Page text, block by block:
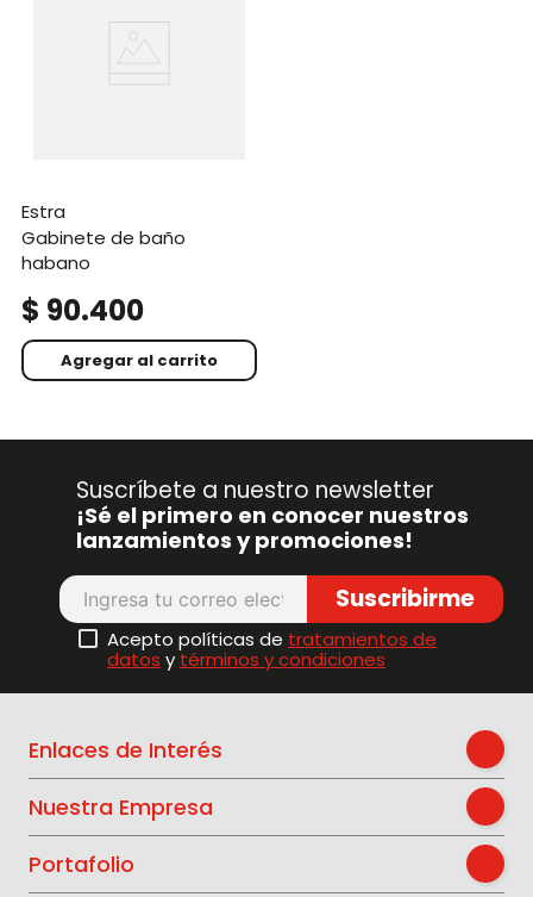
estra
gabinete de baño
habano
$ 90.400
Agregar al carrito
Suscríbete a nuestro newsletter
¡Sé el primero en conocer nuestros
lanzamientos y promociones!
Suscribirme
Acepto políticas de tratamientos de
datos y términos y condiciones
Enlaces de Interés
Nuestra Empresa
Portafolio